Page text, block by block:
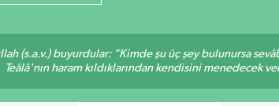
(s.a.v.) buyurdular: "Kimde şu üç şey bulunursa
Teâlâ'nın haram kıldıklarından kendisini